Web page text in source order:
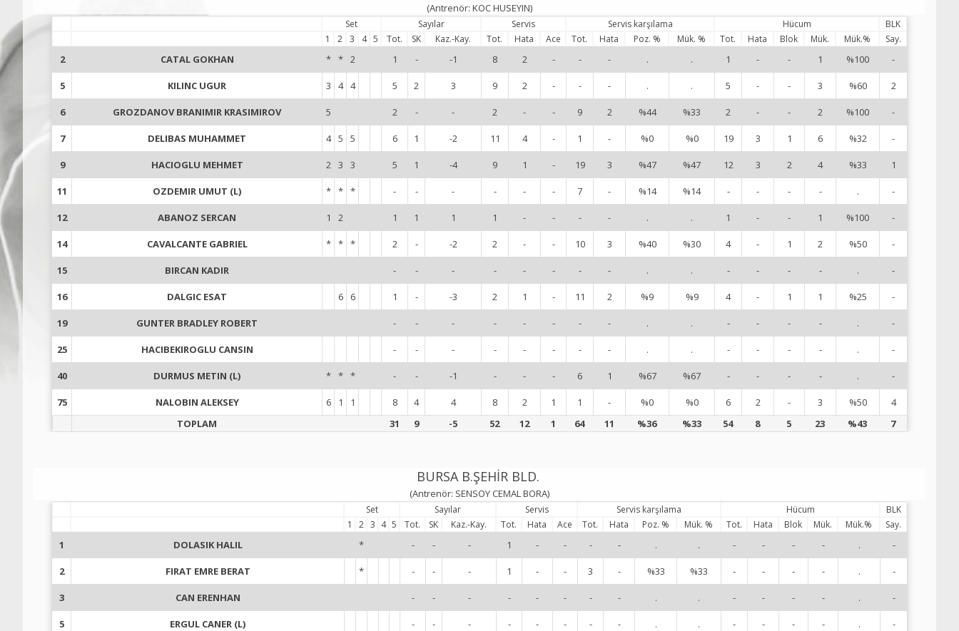
(Antrenör: KOC HUSEYIN)
Set Sayılar Servis Servis karşılama Hücum
BLK
1
2 3 4 5 Tot. SK Kaz.-Kay. Tot. Hata Ace Tot. Hata Poz. % Mük. % Tot. Hata Blok Mük. Mük.% Say.
2 CATAL GOKHAN * * 2 1 - -1 8 2 - - - . . 1 - - 1 %100 -
5 KILINC UGUR 3 4 4 5 2 3 9 2 - - - . . 5 - - 3 %60 2
6 GROZDANOV BRANIMIR KRASIMIROV 5 2 - - 2 - - 9 2 %44 %33 2 - - 2 %100 -
7 DELIBAS MUHAMMET 4 5 5 6 1 -2 11 4 - 1 - %0 %0 19 3 1 6 %32 -
9 HACIOGLU MEHMET 2 3 3 5 1 -4 9 1 - 19 3 %47 %47 12 3 2 4 %33 1
11 OZDEMIR UMUT (L) * * * - - - - - - 7 - %14 %14 - - - - . -
12 ABANOZ SERCAN 1 2 1 1 1 1 - - - - . . 1 - - 1 %100 -
14 CAVALCANTE GABRIEL * * * 2 - -2 2 - - 10 3 %40 %30 4 - 1 2 %50 -
15 BIRCAN KADIR - - - - - - - - . . - - - - . -
16 DALGIC ESAT 6 6 1 - -3 2 1 - 11 2 %9 %9 4 - 1 1 %25 -
19 GUNTER BRADLEY ROBERT - - - - - - - - . . - - - - . -
25 HACIBEKIROGLU CANSIN - - - - - - - - . . - - - - . -
40 DURMUS METIN (L) * * * - - -1 - - - 6 1 %67 %67 - - - - . -
75 NALOBIN ALEKSEY 6 1 1 8 4 4 8 2 1 1 - %0 %0 6 2 - 3 %50
4
TOPLAM
31 9 -5 52 12 1 64 11 %36 %33 54 8 5 23 %43 7
BURSA B.ŞEHİR BLD.
(Antrenör: SENSOY CEMAL BORA)
Set Sayılar Servis Servis karşılama Hücum
BLK
1
2 3 4 5 Tot. SK Kaz.-Kay. Tot. Hata Ace Tot. Hata Poz. % Mük. % Tot. Hata Blok Mük. Mük.% Say.
1 DOLASIK HALIL * - - - 1 - - - - . . - - - - . -
2 FIRAT EMRE BERAT * - - - 1 - - 3 - %33 %33 - - - - . -
3 CAN ERENHAN - - - - - - - - . . - - - - . -
5 ERGUL CANER (L) - - - - - - - - . . - - - - . -